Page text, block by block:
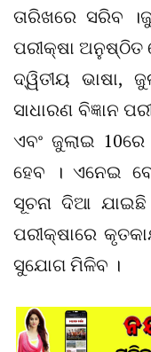
ତାରିଖରେ ସରିବ
ପରୀକ୍ଷା ଅନୁଷ୍ଠିତ
ଦ୍ୱିତୀୟ ଭାଷା,
ସାଧାରଣ ବିଜ୍ଞାନ
ଏବଂ ଜୁଲାଇ
ହେବ । ଏନେଇ
ସୂଚନା ଦିଆ ଯାଇଛି
ପରୀକ୍ଷାରେ
ସୁଯୋଗ ମିଳିବ ।